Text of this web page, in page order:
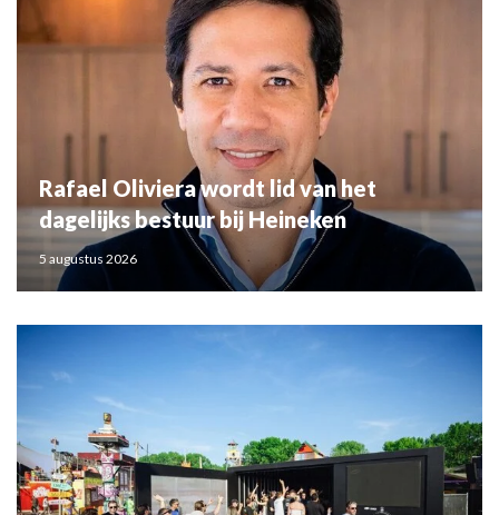
Rafael Oliviera wordt lid van het
dagelijks bestuur bij Heineken
5 augustus 2026